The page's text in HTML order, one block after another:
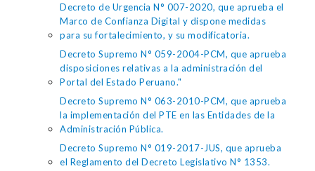
Decreto de Urgencia N° 007-2020, que aprueba el
Marco de Confianza Digital y dispone medidas
para su fortalecimiento, y su modificatoria.
Decreto Supremo N° 059-2004-PCM, que aprueba
disposiciones relativas a la administración del
Portal del Estado Peruano."
Decreto Supremo N° 063-2010-PCM, que aprueba
la implementación del PTE en las Entidades de la
Administración Pública.
Decreto Supremo N° 019-2017-JUS, que aprueba
el Reglamento del Decreto Legislativo N° 1353.